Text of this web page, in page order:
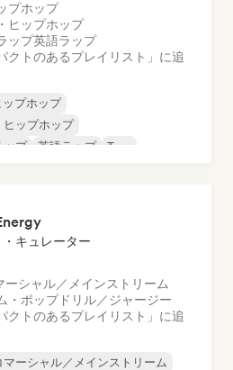
プホップ
ヒップホップ
ップ英語ラップ
クトのあるプレイリスト」に追
ップホップ
ヒップホップ
ップ
英語ラップ Trap
キュレーター
ーシャル／メインストリーム
・ポップドリル／ジャージー
クトのあるプレイリスト」に追
マーシャル／メインストリーム